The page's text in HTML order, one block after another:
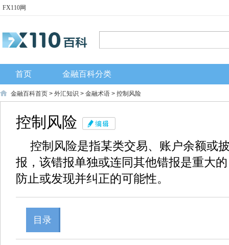
FX110网
首页 金融百科分类
金融百科首页 > 外汇知识 > 金融术语 > 控制风险
控制风险
控制风险是指某类交易、账户余额或
报，该错报单独或连同其他错报是重大
防止或发现并纠正的可能性。
目录